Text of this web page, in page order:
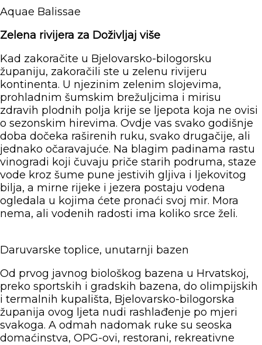
Aquae Balissae
Zelena rivijera za Doživljaj više
Kad zakoračite u Bjelovarsko-bilogorsku
županiju, zakoračili ste u zelenu rivijeru
kontinenta. U njezinim zelenim slojevima,
prohladnim šumskim brežuljcima i mirisu
zdravih plodnih polja krije se ljepota koja ne ovisi
o sezonskim hirevima. Ovdje vas svako godišnje
doba dočeka raširenih ruku, svako drugačije, ali
jednako očaravajuće. Na blagim padinama rastu
vinogradi koji čuvaju priče starih podruma, staze
vode kroz šume pune jestivih gljiva i ljekovitog
bilja, a mirne rijeke i jezera postaju vodena
ogledala u kojima ćete pronaći svoj mir. Mora
nema, ali vodenih radosti ima koliko srce želi.
Daruvarske toplice, unutarnji bazen
Od prvog javnog biološkog bazena u Hrvatskoj,
preko sportskih i gradskih bazena, do olimpijskih
i termalnih kupališta, Bjelovarsko-bilogorska
županija ovog ljeta nudi rashlađenje po mjeri
svakoga. A odmah nadomak ruke su seoska
domaćinstva, OPG-ovi, restorani, rekreativne